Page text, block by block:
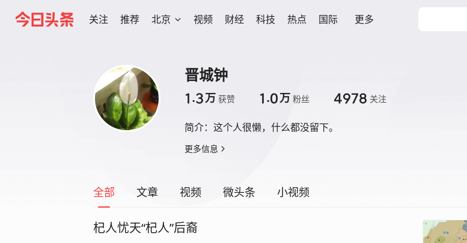
关注 推荐 北京 视频 财经 科技 热点 国际 更多
晋城钟
1.3万 获赞 1.0万 粉丝 4978 关注
简介： 这个人很懒，什么都没留下。
更多信息
全部 文章 视频 微头条 小视频
杞人忧天“杞人”后裔